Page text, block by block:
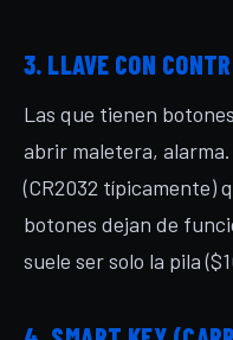
3. LLAVE CON
Las que tienen
abrir maletera,
(CR2032 típicamente)
botones dejan de
suele ser solo la pila